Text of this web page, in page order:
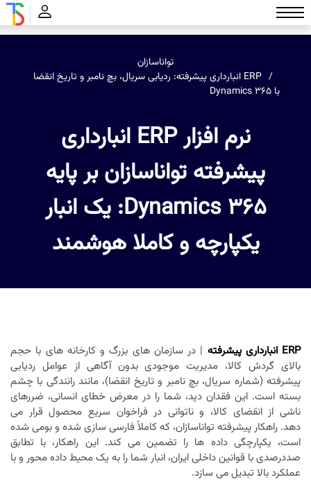
تواناسازان
ERP انبارداری پیشرفته: ردیابی سریال، بچ نامبر و تاریخ انقضا
با Dynamics 365
نرم افزار ERP انبارداری
پیشرفته تواناسازان بر پایه
Dynamics 365: یک انبار
یکپارچه و کاملا هوشمند
ERP انبارداری پیشرفته
| در سازمان های بزرگ و کارخانه های با حجم
بالای گردش کالا، مدیریت موجودی بدون آگاهی از عوامل ردیابی
پیشرفته (شماره سریال، بچ نامبر و تاریخ انقضا)، مانند رانندگی با چشم
بسته است. این فقدان دید، شما را در معرض خطای انسانی، ضررهای
ناشی از انقضای کالا، و ناتوانی در فراخوان سریع محصول قرار می
دهد. راهکار پیشرفته تواناسازان، که کاملاً فارسی سازی شده و بومی شده
است، یکپارچگی داده ها را تضمین می کند. این راهکار، با تطابق
صددرصدی با قوانین داخلی ایران، انبار شما را به یک محیط داده محور و با
عملکرد بالا تبدیل می سازد.